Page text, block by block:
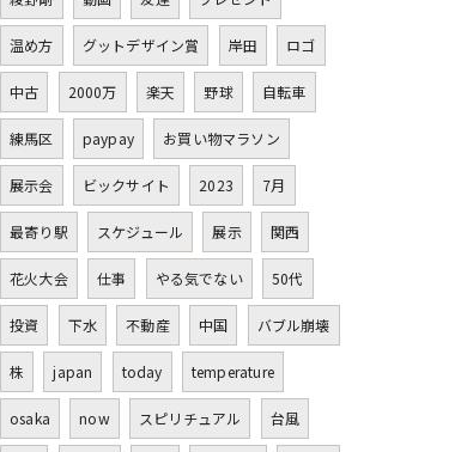
温め方 グットデザイン賞 岸田 ロゴ
中古 2000万 楽天 野球 自転車
練馬区 paypay お買い物マラソン
展示会 ビックサイト 2023 7月
最寄り駅 スケジュール 展示 関西
花火大会 仕事 やる気でない 50代
投資 下水 不動産 中国 バブル崩壊
株 japan today temperature
osaka now スピリチュアル 台風